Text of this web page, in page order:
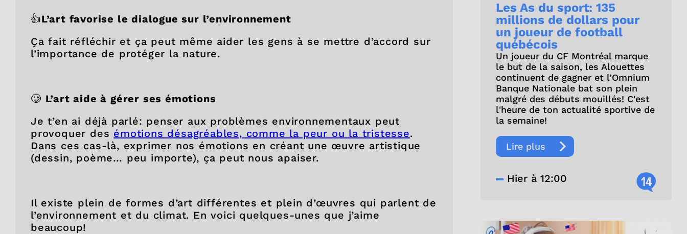
👍L’art favorise le dialogue sur l’environnement
Ça fait réfléchir et ça peut même aider les gens à se mettre d’accord sur
l’importance de protéger la nature.
🥲 L’art aide à gérer ses émotions
Je t’en ai déjà parlé: penser aux problèmes environnementaux peut
provoquer des émotions désagréables, comme la peur ou la tristesse.
Dans ces cas-là, exprimer nos émotions en créant une œuvre artistique
(dessin, poème… peu importe), ça peut nous apaiser.
Il existe plein de formes d’art différentes et plein d’œuvres qui parlent de
l’environnement et du climat. En voici quelques-unes que j’aime
beaucoup!
Les As du sport: 135
millions de dollars pour
un joueur de football
québécois
Un joueur du CF Montréal marque
le but de la saison, les Alouettes
continuent de gagner et l’Omnium
Banque Nationale bat son plein
malgré des débuts mouillés! C'est
l'heure de ton actualité sportive de
la semaine!
Lire plus
Hier à 12:00 14